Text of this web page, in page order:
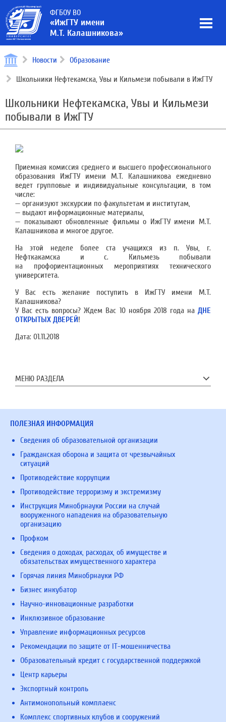
ФГБОУ ВО
«ИжГТУ имени
М.Т. Калашникова»
Новости Образование
Школьники Нефтекамска, Увы и Кильмези побывали в ИжГТУ
Школьники Нефтекамска, Увы и Кильмези
побывали в ИжГТУ
Приемная комиссия среднего и высшего профессионального
образования ИжГТУ имени М.Т. Калашникова ежедневно
ведет групповые и индивидуальные консультации, в том
числе:
— организуют экскурсии по факультетам и институтам,
— выдают информационные материалы,
— показывают обновленные фильмы о ИжГТУ имени М.Т.
Калашникова и многое другое.
На этой неделе более ста учащихся из п. Увы, г.
Нефткакамска и с. Кильмезь побывали
на профориентационных мероприятиях технического
университета.
У Вас есть желание поступить в ИжГТУ имени М.Т.
Калашникова?
У Вас есть вопросы? Ждем Вас 10 ноября 2018 года на ДНЕ
ОТКРЫТЫХ ДВЕРЕЙ!
Дата: 01.11.2018
МЕНЮ РАЗДЕЛА
ПОЛЕЗНАЯ ИНФОРМАЦИЯ
Сведения об образовательной организации
Гражданская оборона и защита от чрезвычайных
ситуаций
Противодействие коррупции
Противодействие терроризму и экстремизму
Инструкция Минобрнауки России на случай
вооруженного нападения на образовательную
организацию
Профком
Сведения о доходах, расходах, об имуществе и
обязательствах имущественного характера
Горячая линия Минобрнауки РФ
Бизнес инкубатор
Научно-инновационные разработки
Инклюзивное образование
Управление информационных ресурсов
Рекомендации по защите от IT-мошенничества
Образовательный кредит с государственной поддержкой
Центр карьеры
Экспортный контроль
Антимонопольный комплаенс
Комплекс спортивных клубов и сооружений